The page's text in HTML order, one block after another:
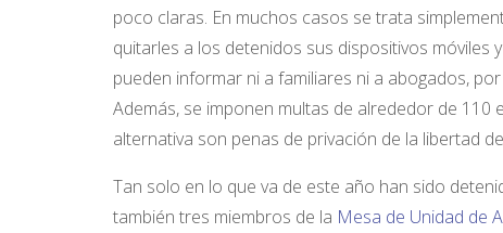
poco claras. En muchos casos se trata
quitarles a los detenidos sus dispositivos
pueden informar ni a familiares ni a abogados,
Además, se imponen multas de alrededor de 110
alternativa son penas de privación de la libertad
Tan solo en lo que va de este año han sido
también tres miembros de la Mesa de Unidad de